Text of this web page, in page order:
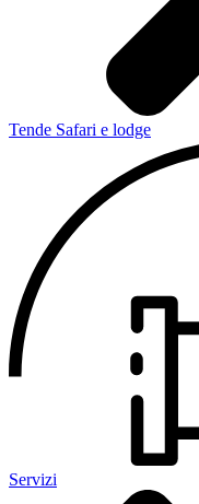
Tende Safari e lodge
Servizi